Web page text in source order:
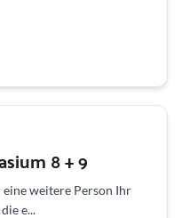
8 + 9
weitere Person Ihr
e...